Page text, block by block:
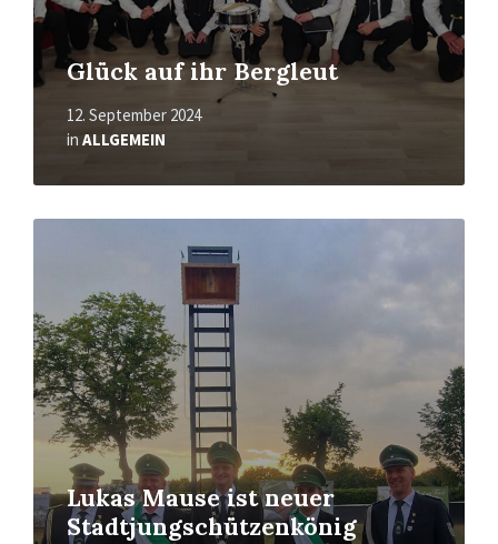
Glück auf ihr Bergleut
12. September 2024
in ALLGEMEIN
Lukas Mause ist neuer
Stadtjungschützenkönig
Mehr